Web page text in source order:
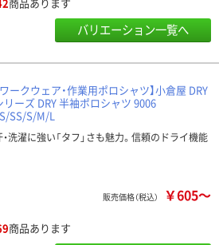
バリエーション一覧へ
ワークウェア・作業用ポロシャツ】小倉屋 DRY
リーズ DRY 半袖ポロシャツ 9006
SS/S/M/L
・洗濯に強い「タフ」さも魅力。信頼のドライ機能
販売価格（税込） ￥605～
商品あります